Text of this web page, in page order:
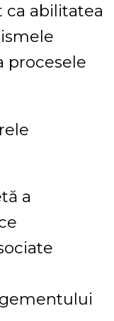
ca abilitatea
procesele
a